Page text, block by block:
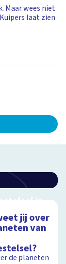
Maar wees niet
laat zien
in
door ons
jij over
van
de planeten